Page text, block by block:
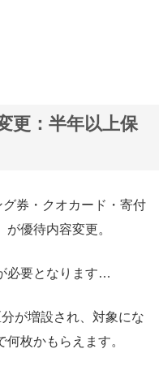
更：半年以上保
券・クオカード・寄付
優待内容変更。
必要となります…
が増設され、対象にな
枚かもらえます。